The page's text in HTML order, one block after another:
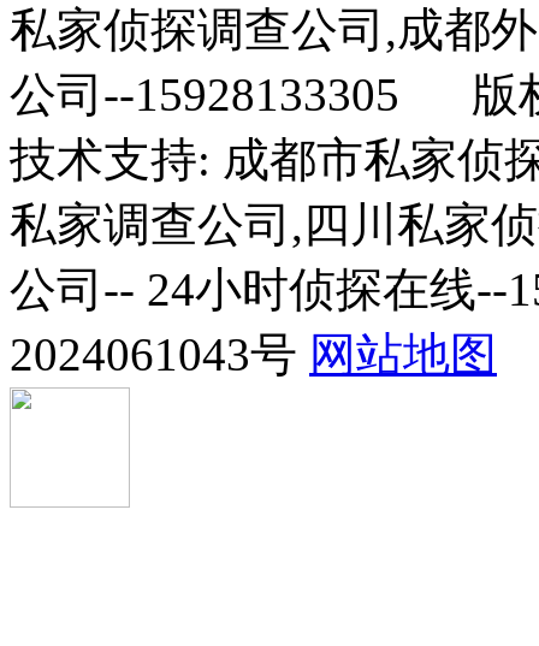
私家侦探调查公司,成都
公司--15928133305 版
技术支持: 成都市私家侦
私家调查公司,四川私家
公司-- 24小时侦探在线
2024061043号 网站地图